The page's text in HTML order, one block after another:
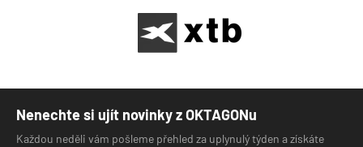
Nenechte si ujít novinky z OKTAGONu
Každou neděli vám pošleme přehled za uplynulý týden a získáte